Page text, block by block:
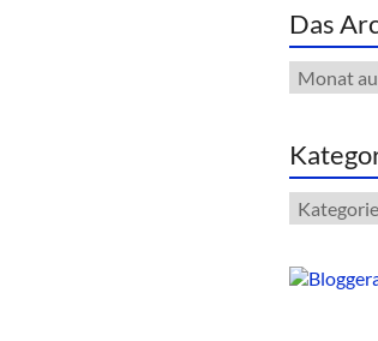
Das
Das
Archiv
Kategorien